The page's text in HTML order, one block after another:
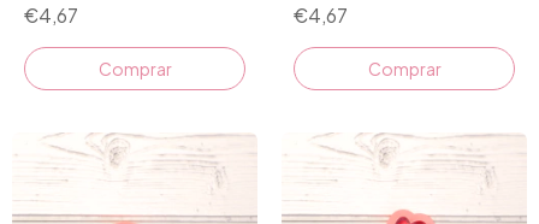
€4,67
Comprar
€4,67
Comprar